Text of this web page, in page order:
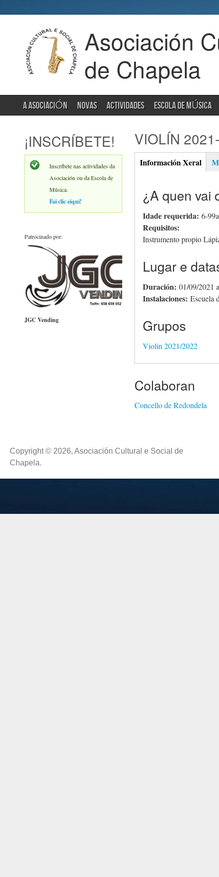
Asociación
de Chapela
A ASOCIACIÓN NOVAS ACTIVIDADES ESCOLA DE MÚSICA
¡INSCRÍBETE!
Inscríbete nas actividades da
Asociación ou da Escola de
Música.
Fai clic eiquí!
Patrocinado por:
JGC Vending
VIOLÍN
Información Xeral
tab)
¿A quen vai
Idade requerida: 6-
Requisitos:
Instrumento propio
Lugar e
Duración: 01/09/2021
Instalaciones: Escuela
Grupos
Violín 2021/2022
Colaboran
Concello de Redondela
Copyright © 2026, Asociación Cultural e Social de
Chapela.